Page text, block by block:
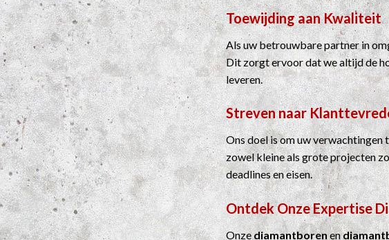
Toewijding aan Kwaliteit
Als uw betrouwbare partner in
Dit zorgt ervoor dat we altijd de
leveren.
Streven naar
Ons doel is om uw
zowel kleine als grote projecten
deadlines en eisen.
Ontdek Onze Expertise
Onzediamantborenen